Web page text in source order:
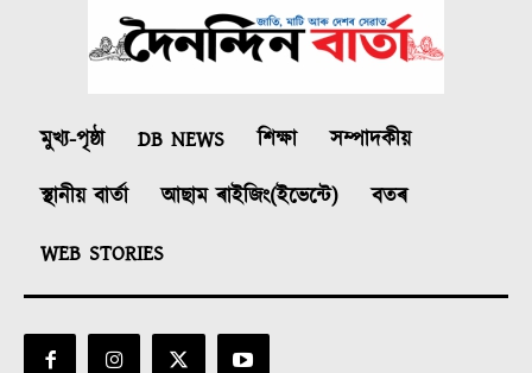
মুখ্য-পৃষ্ঠা DB NEWS শিক্ষা
সম্পাদকীয়
স্থানীয় বাৰ্তা
আছাম ৰাইজিং(ইভেন্টে)
বতৰ
WEB STORIES